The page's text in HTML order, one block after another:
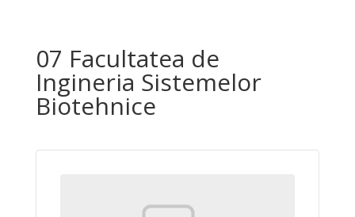
07 Facultatea de
Ingineria Sistemelor
Biotehnice